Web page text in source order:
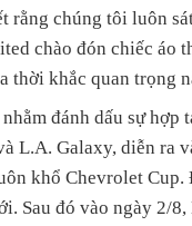
rằng chúng tôi luôn
chào đón chiếc áo
thời khắc quan trọng
đánh dấu sự hợp
L.A. Galaxy, diễn ra
khổ Chevrolet Cup.
Sau đó vào ngày 2/